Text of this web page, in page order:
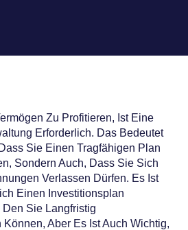
Zu Profitieren, Ist Eine
Erforderlich. Das Bedeutet
Sie Einen Tragfähigen Plan
Sondern Auch, Dass Sie Sich
Verlassen Dürfen. Es Ist
Einen Investitionsplan
Sie Langfristig
Aber Es Ist Auch Wichtig,